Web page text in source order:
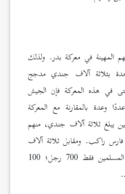
المهينة في معركة بدر. ولذلك
بثلاثة آلاف جندي مدجج
في هذه المعركة فإن الجيش
وعدة بالمقارنة مع المعركة
يبلغ ثلاثة آلاف جندي، منهم
راكب. ومقابل ثلاثة آلاف
جندي مكي، كان لدى المسلمين فقط 700 رجل؛ 100